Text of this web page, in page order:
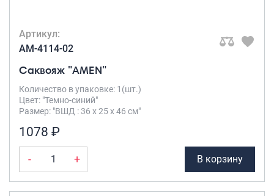
Артикул:
AM-4114-02
Саквояж "AMEN"
Количество в упаковке: 1(шт.)
Цвет: "Темно-синий"
Размер: "ВШД : 36 х 25 х 46 см"
1078 ₽
- + В корзину